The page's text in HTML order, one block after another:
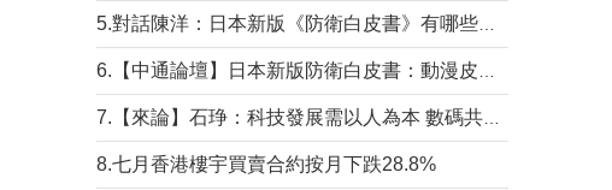
8.七月香港樓宇買賣合約按月下跌28.8%